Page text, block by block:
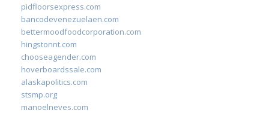
pidfloorsexpress.com
bancodevenezuelaen.com
bettermoodfoodcorporation.com
hingstonnt.com
chooseagender.com
hoverboardssale.com
alaskapolitics.com
stsmp.org
manoelneves.com